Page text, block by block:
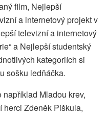
film, Nejlepší
a internetový projekt v
televizní a internetový
a Nejlepší studentský
kategoriích si
sošku ledňáčka.
Mladou krev,
Zdeněk Piškula,